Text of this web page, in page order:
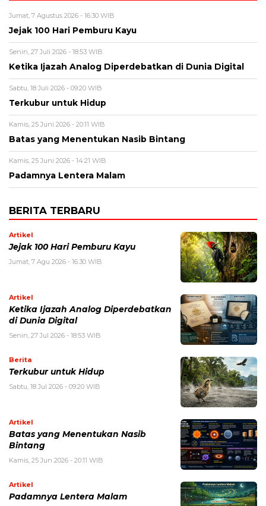
Jumat, 7 Agustus 2026 - 16:30 WIB
Jejak 100 Hari Pemburu Kayu
Senin, 27 Juli 2026 - 18:53 WIB
Ketika Ijazah Analog Diperdebatkan di Dunia Digital
Sabtu, 18 Juli 2026 - 09:20 WIB
Terkubur untuk Hidup
Kamis, 25 Juni 2026 - 20:11 WIB
Batas yang Menentukan Nasib Bintang
Kamis, 25 Juni 2026 - 14:21 WIB
Padamnya Lentera Malam
BERITA TERBARU
Artikel
Jejak 100 Hari Pemburu Kayu
Jumat, 7 Agu 2026 - 16:30 WIB
Artikel
Ketika Ijazah Analog Diperdebatkan
di Dunia Digital
Senin, 27 Jul 2026 - 18:53 WIB
Berita
Terkubur untuk Hidup
Sabtu, 18 Jul 2026 - 09:20 WIB
Artikel
Batas yang Menentukan Nasib
Bintang
Kamis, 25 Jun 2026 - 20:11 WIB
Artikel
Padamnya Lentera Malam